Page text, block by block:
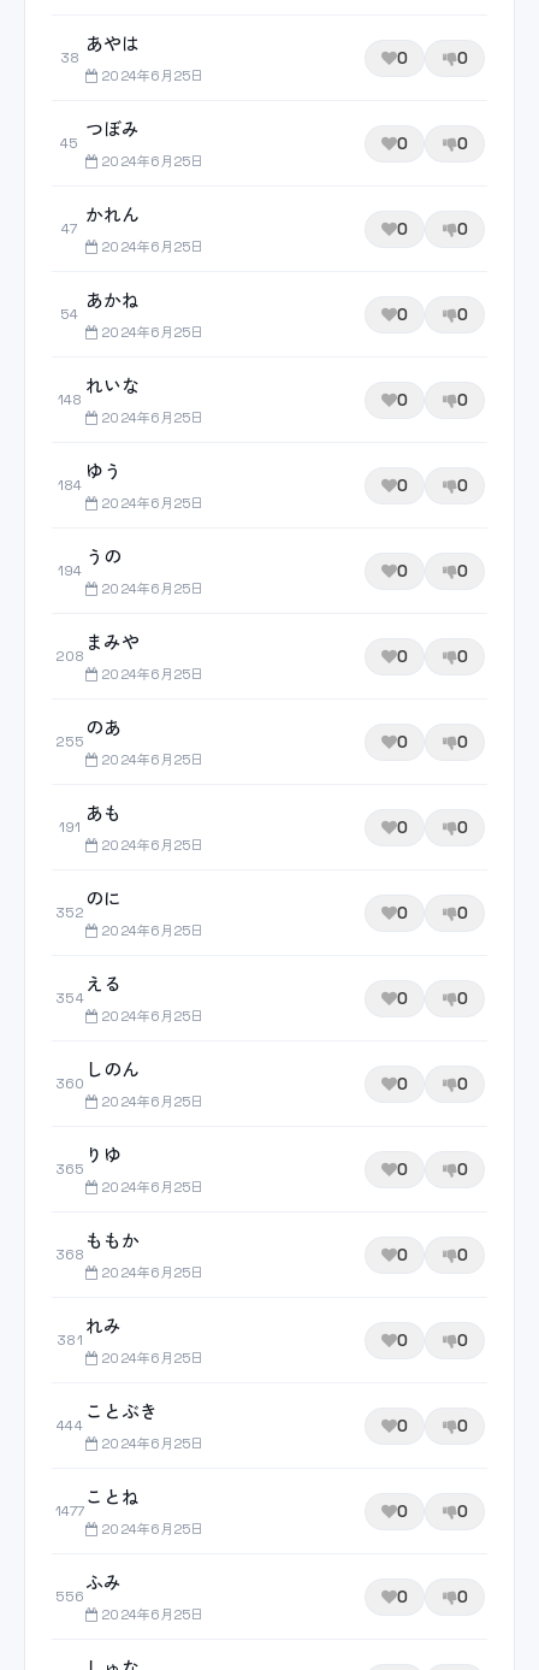
38
あやは
2024年6月25日
0 0
45
つぼみ
2024年6月25日
0 0
47
かれん
2024年6月25日
0 0
54
あかね
2024年6月25日
0 0
148
れいな
2024年6月25日
0 0
184
ゆう
2024年6月25日
0 0
194
うの
2024年6月25日
0 0
208
まみや
2024年6月25日
0 0
255
のあ
2024年6月25日
0 0
191
あも
2024年6月25日
0 0
352
のに
2024年6月25日
0 0
354
える
2024年6月25日
0 0
360
しのん
2024年6月25日
0 0
365
りゆ
2024年6月25日
0 0
368
ももか
2024年6月25日
0 0
381
れみ
2024年6月25日
0 0
444
ことぶき
2024年6月25日
0 0
1477
ことね
2024年6月25日
0 0
556
ふみ
2024年6月25日
0 0